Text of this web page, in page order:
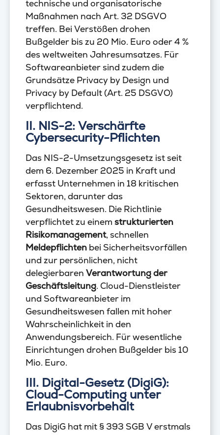
technische und organisatorische
Maßnahmen nach Art. 32 DSGVO
treffen. Bei Verstößen drohen
Bußgelder bis zu 20 Mio. Euro oder 4 %
des weltweiten Jahresumsatzes. Für
Softwareanbieter sind zudem die
Grundsätze Privacy by Design und
Privacy by Default (Art. 25 DSGVO)
verpflichtend.
II. NIS-2: Verschärfte
Cybersecurity-Pflichten
Das NIS-2-Umsetzungsgesetz ist seit
dem 6. Dezember 2025 in Kraft und
erfasst Unternehmen in 18 kritischen
Sektoren, darunter das
Gesundheitswesen. Die Richtlinie
verpflichtet zu einem strukturierten
Risikomanagement, schnellen
Meldepflichten bei Sicherheitsvorfällen
und zur persönlichen, nicht
delegierbaren Verantwortung der
Geschäftsleitung. Cloud-Dienstleister
und Softwareanbieter im
Gesundheitswesen fallen mit hoher
Wahrscheinlichkeit in den
Anwendungsbereich. Für wesentliche
Einrichtungen drohen Bußgelder bis 10
Mio. Euro.
III. Digital-Gesetz (DigiG):
Cloud-Computing unter
Erlaubnisvorbehalt
Das DigiG hat mit § 393 SGB V erstmals